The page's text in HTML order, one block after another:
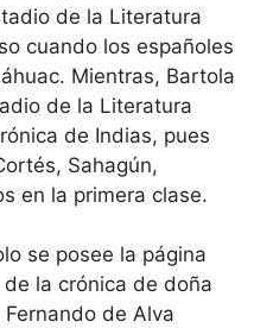
de la Literatura
cuando los españoles
Mientras, Bartola
de la Literatura
de Indias, pues
Sahagún,
en la primera clase.
se posee la página
la crónica de doña
de Alva